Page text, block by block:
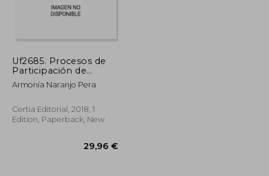
Uf2685. Procesos de
Participación de
Mujeres y Hombres y
Creación de Redes
Igualdad (in Spanish)
Armonía Naranjo Pera
Certia Editorial, 2018, 1
Edition, Paperback, New